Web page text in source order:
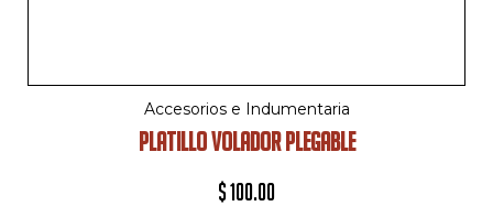
Accesorios e Indumentaria
PLATILLO VOLADOR PLEGABLE
$100.00